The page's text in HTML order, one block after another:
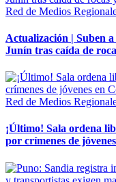
Red de Medios
Actualización | Suben a
Junín tras caída de
Red de Medios
¡Último! Sala ordena
por crímenes de